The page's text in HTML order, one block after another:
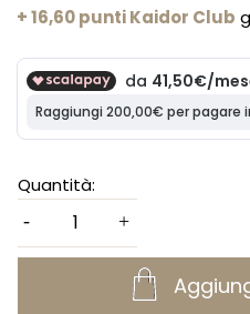
+ 16,60 punti Kaidor Club
Quantità: